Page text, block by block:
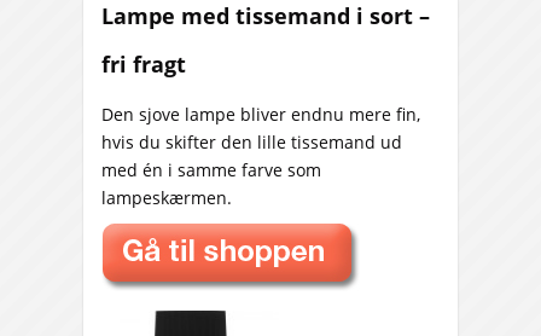
Lampe med tissemand i sort –
fri fragt
Den sjove lampe bliver endnu mere fin,
hvis du skifter den lille tissemand ud
med én i samme farve som
lampeskærmen.